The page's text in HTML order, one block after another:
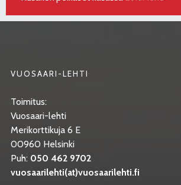
VUOSAARI-LEHTI
Toimitus:
Vuosaari-lehti
Merikorttikuja 6 E
00960 Helsinki
Puh: 050 462 9702
vuosaarilehti(at)vuosaarilehti.fi